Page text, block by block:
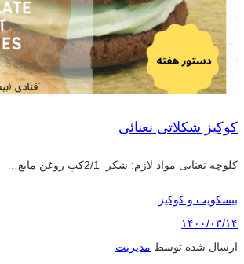
کوکیز شکلاتی نعنائی
کلوچه نعنایی مواد لازم: شکر 2/1کپ روغن مایع…
بیسکویت و کوکیز
۱۴۰۰/۰۳/۱۴
ارسال شده توسط مدیریت